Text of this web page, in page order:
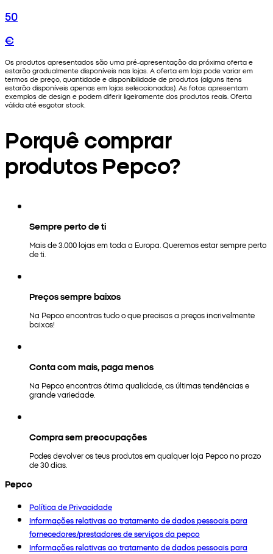
50
€
Os produtos apresentados são uma pré-apresentação da próxima oferta e
estarão gradualmente disponíveis nas lojas. A oferta em loja pode variar em
termos de preço, quantidade e disponibilidade de produtos (alguns itens
estarão disponíveis apenas em lojas seleccionadas). As fotos apresentam
exemplos de design e podem diferir ligeiramente dos produtos reais. Oferta
válida até esgotar stock.
Porquê comprar
produtos Pepco?
Sempre perto de ti
Mais de 3.000 lojas em toda a Europa. Queremos estar sempre perto
de ti.
Preços sempre baixos
Na Pepco encontras tudo o que precisas a preços incrivelmente
baixos!
Conta com mais, paga menos
Na Pepco encontras ótima qualidade, as últimas tendências e
grande variedade.
Compra sem preocupações
Podes devolver os teus produtos em qualquer loja Pepco no prazo
de 30 dias.
Pepco
Política de Privacidade
Informações relativas ao tratamento de dados pessoais para
fornecedores/prestadores de serviços da pepco
Informações relativas ao tratamento de dados pessoais para